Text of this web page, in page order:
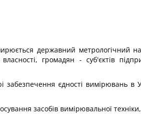
державний метрологічний
громадян - суб'єктів
забезпечення єдності вимірювань в
засобів вимірювальної